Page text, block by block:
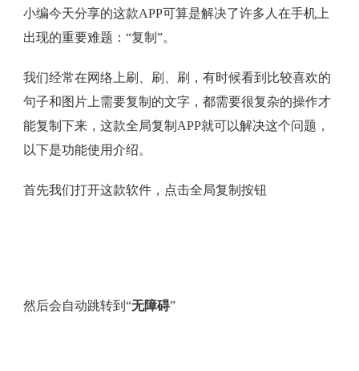
小编今天分享的这款APP可算是解决了许多人在手机上
出现的重要难题：“复制”。
我们经常在网络上刷、刷、刷，有时候看到比较喜欢的
句子和图片上需要复制的文字，都需要很复杂的操作才
能复制下来，这款全局复制APP就可以解决这个问题，
以下是功能使用介绍。
首先我们打开这款软件，点击全局复制按钮
然后会自动跳转到“无障碍”